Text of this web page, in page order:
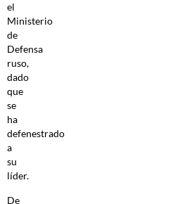
el
Ministerio
de
Defensa
ruso,
dado
que
se
ha
defenestrado
a
su
líder.
De